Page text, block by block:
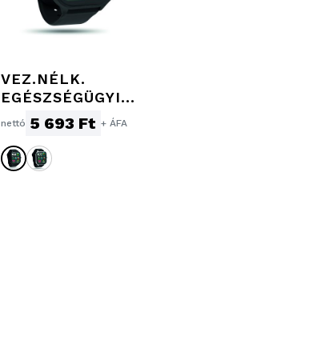
VEZ.NÉLK.
EGÉSZSÉGÜGYI
OKOSÓRA
nettó 5 693 Ft + ÁFA